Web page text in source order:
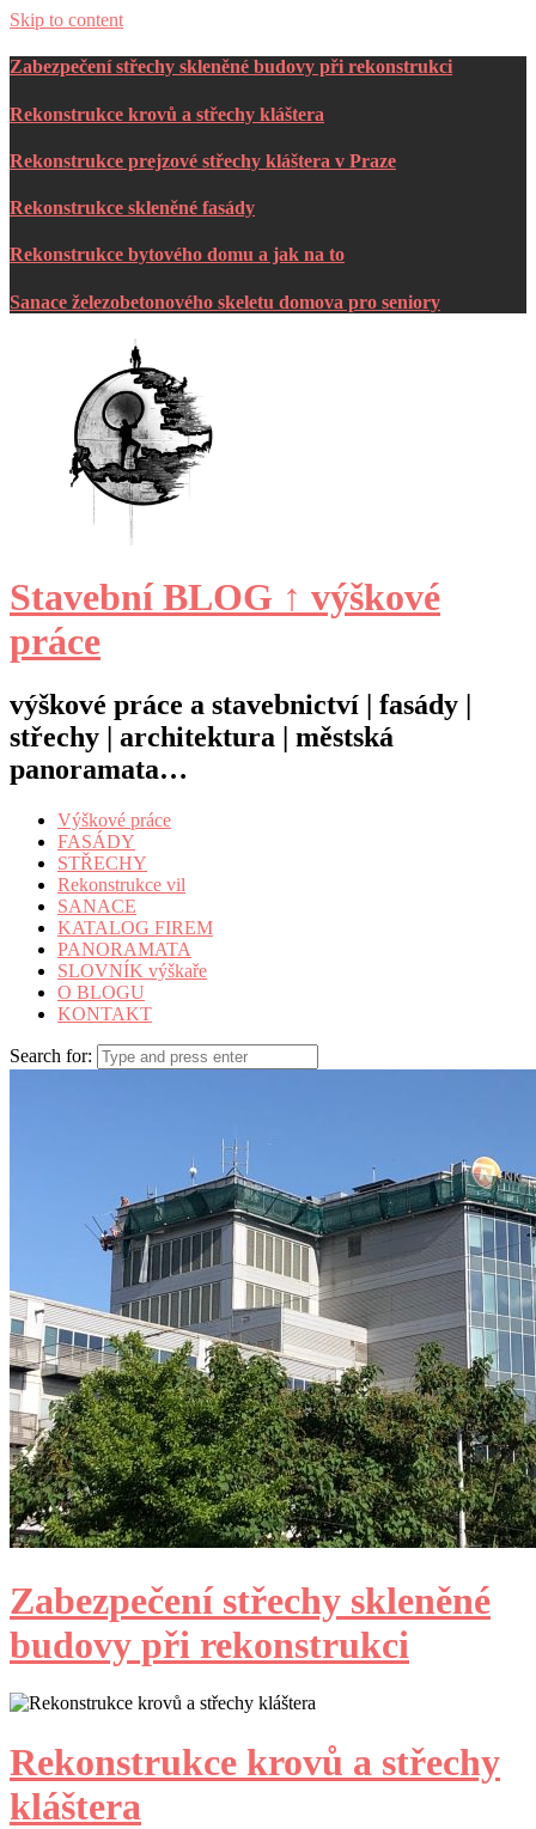
Skip to content
Zabezpečení střechy skleněné budovy při rekonstrukci
Rekonstrukce krovů a střechy kláštera
Rekonstrukce prejzové střechy kláštera v Praze
Rekonstrukce skleněné fasády
Rekonstrukce bytového domu a jak na to
Sanace železobetonového skeletu domova pro seniory
Stavební BLOG ↑ výškové
práce
výškové práce a stavebnictví | fasády |
střechy | architektura | městská
panoramata…
Výškové práce
FASÁDY
STŘECHY
Rekonstrukce vil
SANACE
KATALOG FIREM
PANORAMATA
SLOVNÍK výškaře
O BLOGU
KONTAKT
Search for:
Zabezpečení střechy skleněné
budovy při rekonstrukci
Rekonstrukce krovů a střechy
kláštera